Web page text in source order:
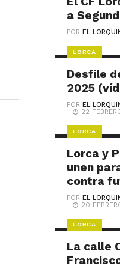
a
POREL
LORCA
Desfile
2025
POREL
22
LORCA
Lorca y
unen
contra
POREL
20
LORCA
La calle